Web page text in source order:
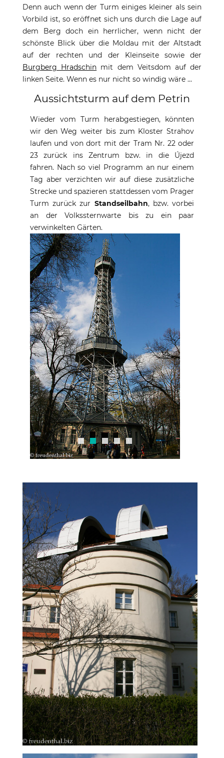
Denn auch wenn der Turm einiges kleiner als sein
Vorbild ist, so eröffnet sich uns durch die Lage auf
dem Berg doch ein herrlicher, wenn nicht der
schönste Blick über die Moldau mit der Altstadt
auf der rechten und der Kleinseite sowie der
Burgberg Hradschin mit dem Veitsdom auf der
linken Seite. Wenn es nur nicht so windig wäre ...
Aussichtsturm auf dem Petrin
Wieder vom Turm herabgestiegen, könnten
wir den Weg weiter bis zum Kloster Strahov
laufen und von dort mit der Tram Nr. 22 oder
23 zurück ins Zentrum bzw. in die Újezd
fahren. Nach so viel Programm an nur einem
Tag aber verzichten wir auf diese zusätzliche
Strecke und spazieren stattdessen vom Prager
Turm zurück zur Standseilbahn, bzw. vorbei
an der Volkssternwarte bis zu ein paar
verwinkelten Gärten.